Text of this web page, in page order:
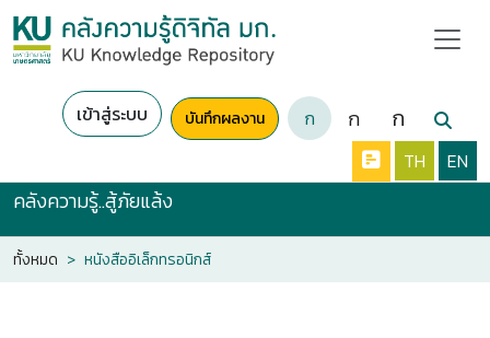
เข้าสู่ระบบ บันทึกผลงาน ก ก ก
TH EN
คลังความรู้..สู้ภัยแล้ง
ทั้งหมด หนังสืออิเล็กทรอนิกส์